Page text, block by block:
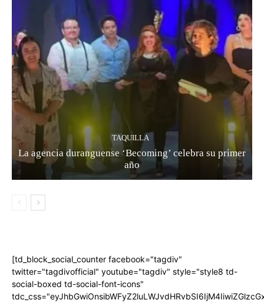
TAQUILLA
La agencia duranguense ‘Becoming’ celebra su primer
año
[td_block_social_counter facebook="tagdiv"
twitter="tagdivofficial" youtube="tagdiv" style="style8 td-
social-boxed td-social-font-icons"